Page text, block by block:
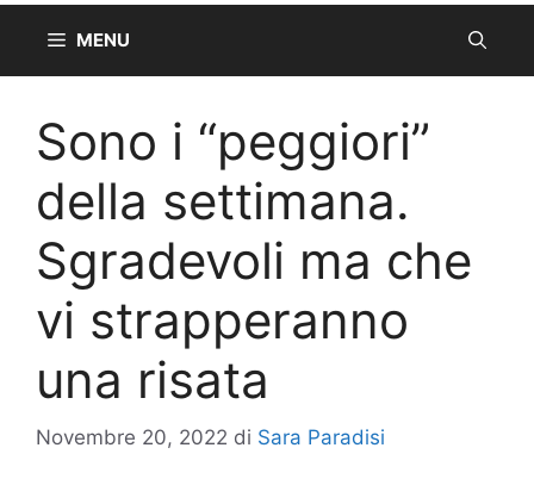
MENU
Sono i “peggiori”
della settimana.
Sgradevoli ma che
vi strapperanno
una risata
Novembre 20, 2022 di Sara Paradisi